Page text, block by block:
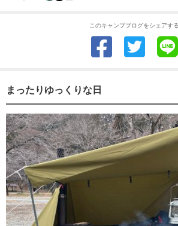
このキャンプブログをシェアする
まったりゆっくりな日